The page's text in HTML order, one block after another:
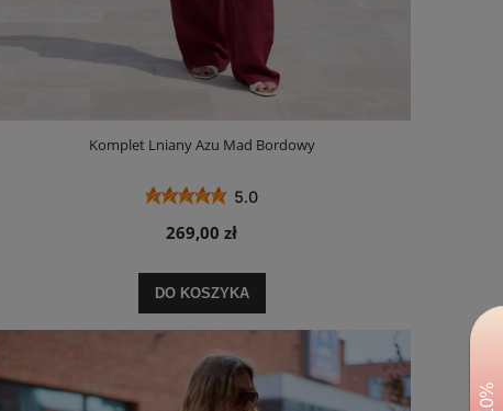
Komplet Lniany Azu Mad Bordowy
5.0
269,00 zł
DO KOSZYKA